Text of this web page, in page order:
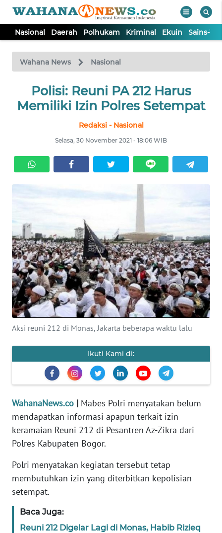
Nasional Daerah Polhukam Kriminal Ekuin Sains-
Wahana News Nasional
Polisi: Reuni PA 212 Harus
Memiliki Izin Polres Setempat
Redaksi - Nasional
Selasa, 30 November 2021 - 18:06 WIB
Aksi reuni 212 di Monas, Jakarta beberapa waktu lalu
Ikuti Kami di:
WahanaNews.co | Mabes Polri menyatakan belum
mendapatkan informasi apapun terkait izin
keramaian Reuni 212 di Pesantren Az-Zikra dari
Polres Kabupaten Bogor.
Polri menyatakan kegiatan tersebut tetap
membutuhkan izin yang diterbitkan kepolisian
setempat.
Baca Juga:
Reuni 212 Digelar Lagi di Monas, Habib Rizieq
TV
Tutup
NASIONAL
KRIMINAL
EKUIN
SAINS-TEKNO
KESEHATAN
INTERNASIONAL
SERBA-SERBI
OLAHRAGA
EDITORIAL
Informasi
INDEKS
BERITA
KONTAK
KAMI